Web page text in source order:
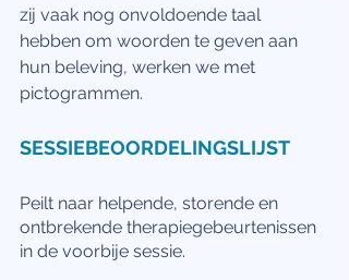
zij vaak nog onvoldoende taal
hebben om woorden te geven aan
hun beleving, werken we met
pictogrammen.
SESSIEBEOORDELINGSLIJST
Peilt naar helpende, storende en
ontbrekende therapiegebeurtenissen
in de voorbije sessie.